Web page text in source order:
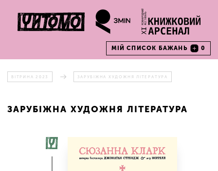
МІЙ СПИСОК БАЖАНЬ 0
ВІТРИНА 2023 ЗАРУБІЖНА ХУДОЖНЯ ЛІТЕРАТУРА
ЗАРУБІЖНА ХУДОЖНЯ ЛІТЕРАТУРА